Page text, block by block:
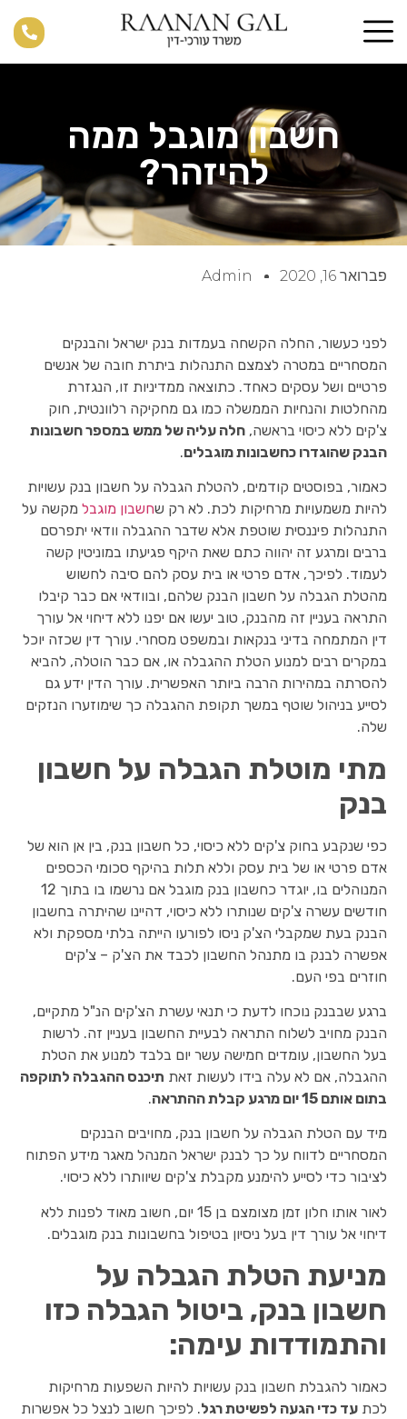
חשבון מוגבל ממה
להיזהר?
פברואר 16, 2020 Admin
לפני כעשור, החלה הקשחה בעמדות בנק ישראל והבנקים
המסחריים במטרה לצמצם התנהלות ביתרת חובה של אנשים
פרטיים ושל עסקים כאחד. כתוצאה ממדיניות זו, הנגזרת
מהחלטות והנחיות הממשלה כמו גם מחקיקה רלוונטית, חוק
צ'קים ללא כיסוי בראשה, חלה עליה של ממש במספר חשבונות
הבנק שהוגדרו כחשבונות מוגבלים.
כאמור, בפוסטים קודמים, להטלת הגבלה על חשבון בנק עשויות
להיות משמעויות מרחיקות לכת. לא רק שחשבון מוגבל מקשה על
התנהלות פיננסית שוטפת אלא שדבר ההגבלה וודאי יתפרסם
ברבים ומרגע זה יהווה כתם שאת היקף פגיעתו במוניטין קשה
לעמוד. לפיכך, אדם פרטי או בית עסק להם סיבה לחשוש
מהטלת הגבלה על חשבון הבנק שלהם, ובוודאי אם כבר קיבלו
התראה בעניין זה מהבנק, טוב יעשו אם יפנו ללא דיחוי אל עורך
דין המתמחה בדיני בנקאות ובמשפט מסחרי. עורך דין שכזה יוכל
במקרים רבים למנוע הטלת ההגבלה או, אם כבר הוטלה, להביא
להסרתה במהירות הרבה ביותר האפשרית. עורך הדין ידע גם
לסייע בניהול שוטף במשך תקופת ההגבלה כך שימוזערו הנזקים
שלה.
מתי מוטלת הגבלה על חשבון
בנק
כפי שנקבע בחוק צ'קים ללא כיסוי, כל חשבון בנק, בין אן הוא של
אדם פרטי או של בית עסק וללא תלות בהיקף סכומי הכספים
המנוהלים בו, יוגדר כחשבון בנק מוגבל אם נרשמו בו בתוך 12
חודשים עשרה צ'קים שנותרו ללא כיסוי, דהיינו שהיתרה בחשבון
הבנק בעת שמקבלי הצ'ק ניסו לפורעו הייתה בלתי מספקת ולא
אפשרה לבנק בו מתנהל החשבון לכבד את הצ'ק – צ'קים
חוזרים בפי העם.
ברגע שבבנק נוכחו לדעת כי תנאי עשרת הצ'קים הנ"ל מתקיים,
הבנק מחויב לשלוח התראה לבעיית החשבון בעניין זה. לרשות
בעל החשבון, עומדים חמישה עשר יום בלבד למנוע את הטלת
ההגבלה, אם לא עלה בידו לעשות זאת תיכנס ההגבלה לתוקפה
בתום אותם 15 יום מרגע קבלת ההתראה
.
מיד עם הטלת הגבלה על חשבון בנק, מחויבים הבנקים
המסחריים לדווח על כך לבנק ישראל המנהל מאגר מידע הפתוח
לציבור כדי לסייע להימנע מקבלת צ'קים שיוותרו ללא כיסוי.
לאור אותו חלון זמן מצומצם בן 15 יום, חשוב מאוד לפנות ללא
דיחוי אל עורך דין בעל ניסיון בטיפול בחשבונות בנק מוגבלים.
מניעת הטלת הגבלה על
חשבון בנק, ביטול הגבלה כזו
והתמודדות עימה:
כאמור להגבלת חשבון בנק עשויות להיות השפעות מרחיקות
לכת עד כדי הגעה לפשיטת רגל. לפיכך חשוב לנצל כל אפשרות